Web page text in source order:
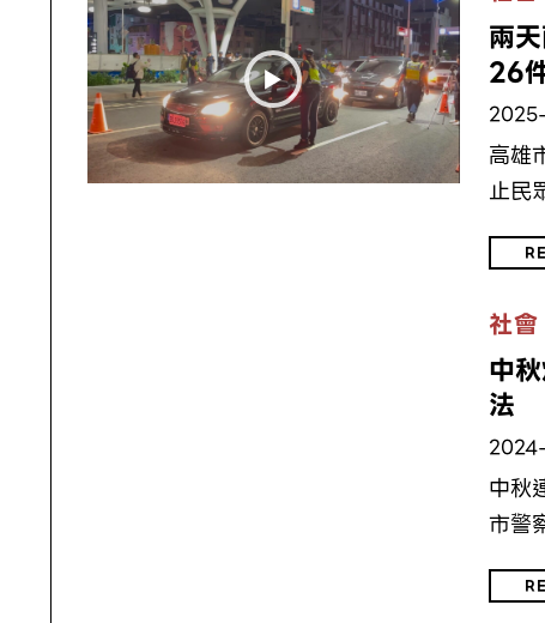
兩
26
高雄
止民
社會
中
法
中秋
市警